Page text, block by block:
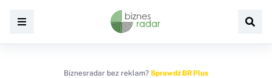
Biznesradar bez reklam? Sprawdź BR Plus